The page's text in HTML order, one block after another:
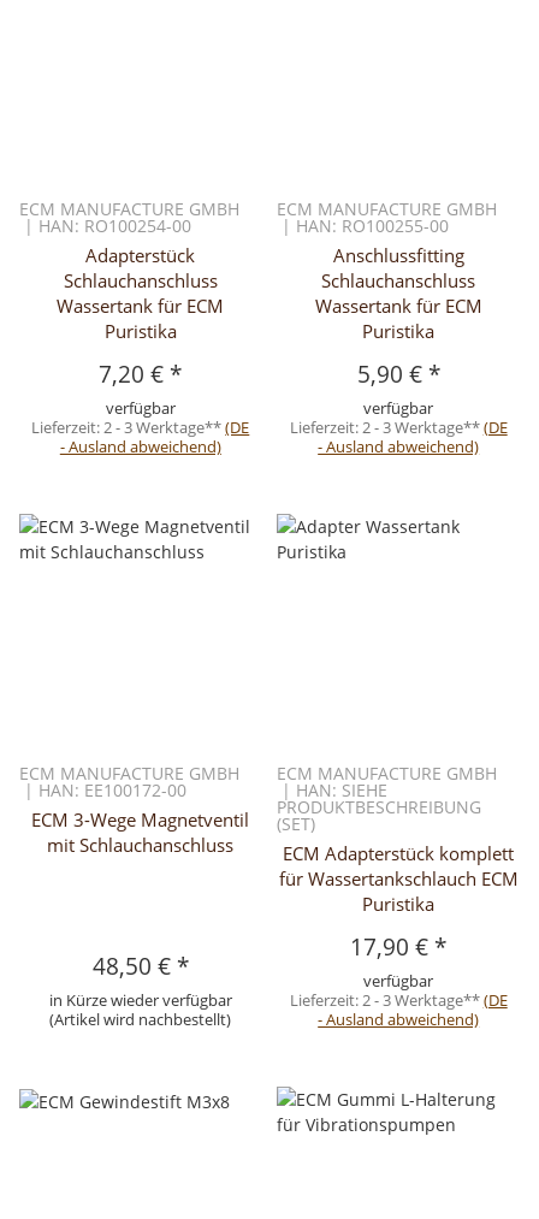
ECM MANUFACTURE GMBH
| HAN: RO100254-00
Adapterstück
Schlauchanschluss
Wassertank für ECM
Puristika
7,20 € *
verfügbar
Lieferzeit:2 - 3 Werktage**(DE
- Ausland abweichend)
ECM MANUFACTURE GMBH
| HAN: RO100255-00
Anschlussfitting
Schlauchanschluss
Wassertank für ECM
Puristika
5,90 € *
verfügbar
Lieferzeit:2 - 3 Werktage**(DE
- Ausland abweichend)
ECM MANUFACTURE GMBH
| HAN: EE100172-00
ECM 3-Wege Magnetventil
mit Schlauchanschluss
48,50 € *
in Kürze wieder verfügbar
(Artikel wird nachbestellt)
ECM MANUFACTURE GMBH
| HAN: SIEHE
PRODUKTBESCHREIBUNG
(SET)
ECM Adapterstück komplett
für Wassertankschlauch ECM
Puristika
17,90 € *
verfügbar
Lieferzeit:2 - 3 Werktage**(DE
- Ausland abweichend)